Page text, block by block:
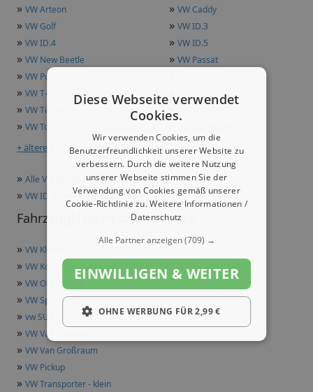
» VW Arteon » VW Caddy
» VW Golf » VW ID.3
» VW ID.4 » VW ID.5
» VW New Beetle » VW Passat
» VW Polo
» VW T-Roc
» VW Tiguan »
» VW Touran
+ ältere Modelle anzeigen
» Alle VW Modelle in der Übersicht
» VW ID.4 Technische Daten und mehr
Fahrzeugklassen dieser Marke
» VW Kleinwagen
» VW Kompaktklasse
» VW Oberklasse
» VW Sportwagen
» vw SUV
» VW Van Kompakt
» VW Van Großraum
» VW Pickup
» VW Transporter - klein
Diese Webseite verwendet
Cookies.
Wir verwenden Cookies, um die
Benutzerfreundlichkeit unserer Website zu
verbessern. Durch die weitere Nutzung
unserer Webseite stimmen Sie der
Verwendung von Cookies gemäß unserer
Cookie-Richtlinie zu.Weitere Informationen /
Datenschutz
Alle Partner anzeigen(709) →
EINWILLIGEN & WEITER
OHNE WERBUNG FÜR 2,99 €